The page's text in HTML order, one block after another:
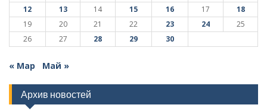
12
13 14 15 16 17
18
19
20 21 22 23 24
25
26
27 28 29 30
« Мар Май »
Архив новостей